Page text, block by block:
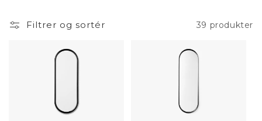
den måde skaber du en helhed og giver boligen
sjæl og dit personlige touch.
Filtrer og sortér 39 produkter